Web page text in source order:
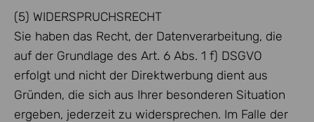
(5) WIDERSPRUCHSRECHT
Sie haben das Recht, der Datenverarbeitung, die
auf der Grundlage des Art. 6 Abs. 1 f) DSGVO
erfolgt und nicht der Direktwerbung dient aus
Gründen, die sich aus Ihrer besonderen Situation
ergeben, jederzeit zu widersprechen. Im Falle der